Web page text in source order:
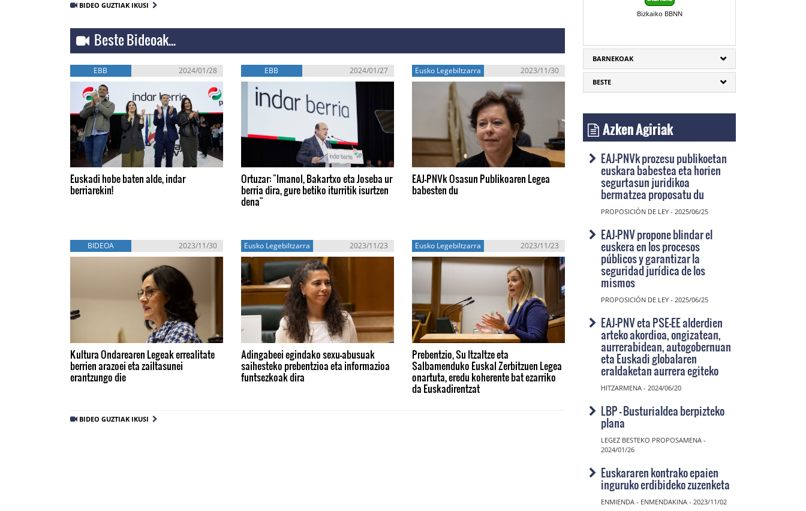
BIDEO GUZTIAK IKUSI
Beste Bideoak...
EBB 2024/01/28
Euskadi hobe baten alde, indar
berriarekin!
EBB 2024/01/27
Ortuzar: "Imanol, Bakartxo eta Joseba ur
berria dira, gure betiko iturritik isurtzen
dena"
Eusko Legebiltzarra 2023/11/30
EAJ-PNVk Osasun Publikoaren Legea
babesten du
BIDEOA 2023/11/30
Kultura Ondarearen Legeak errealitate
berrien arazoei eta zailtasunei
erantzungo die
Eusko Legebiltzarra 2023/11/23
Adingabeei egindako sexu-abusuak
saihesteko prebentzioa eta informazioa
funtsezkoak dira
Eusko Legebiltzarra 2023/11/23
Prebentzio, Su Itzaltze eta
Salbamenduko Euskal Zerbitzuen Legea
onartuta, eredu koherente bat ezarriko
da Euskadirentzat
BIDEO GUZTIAK IKUSI
Bizkaiko BBNN
BARNEKOAK
BESTE
Azken Agiriak
EAJ-PNVk prozesu publikoetan
euskara babestea eta horien
segurtasun juridikoa
bermatzea proposatu du
PROPOSICIÓN DE LEY - 2025/06/25
EAJ-PNV propone blindar el
euskera en los procesos
públicos y garantizar la
seguridad jurídica de los
mismos
PROPOSICIÓN DE LEY - 2025/06/25
EAJ-PNV eta PSE-EE alderdien
arteko akordioa, ongizatean,
aurrerabidean, autogobernuan
eta Euskadi globalaren
eraldaketan aurrera egiteko
HITZARMENA - 2024/06/20
LBP - Busturialdea berpizteko
plana
LEGEZ BESTEKO PROPOSAMENA -
2024/01/26
Euskararen kontrako epaien
inguruko erdibideko zuzenketa
ENMIENDA - ENMENDAKINA - 2023/11/02